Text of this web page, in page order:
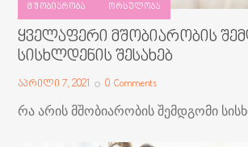
ᲛᲨᲝᲑᲘᲐᲠᲝᲑᲐ ᲝᲠᲡᲣᲚᲝᲑᲐ
ყველაფერი მშობიარობის
სისხლდენის შესახებ
აპრილი 7, 2021 0 Comments
რა არის მშობიარობის შემდგომი